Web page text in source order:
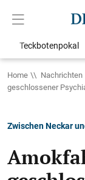
Teckbotenpokal
Home Nachrichten
geschlossener
Zwischen Neckar